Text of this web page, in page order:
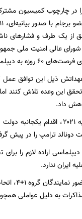
سازو کار حل اختلاف را در
از یک طرف و فشارهای
عالی امنیت ملی
اتخاذ کند.
ذیل این توافق
این وعده تلاش کنند
داد.
ترامپ را در پیش
اراده لازم را
ایران ندارد.
مذاکرات
به دلیل عواملی